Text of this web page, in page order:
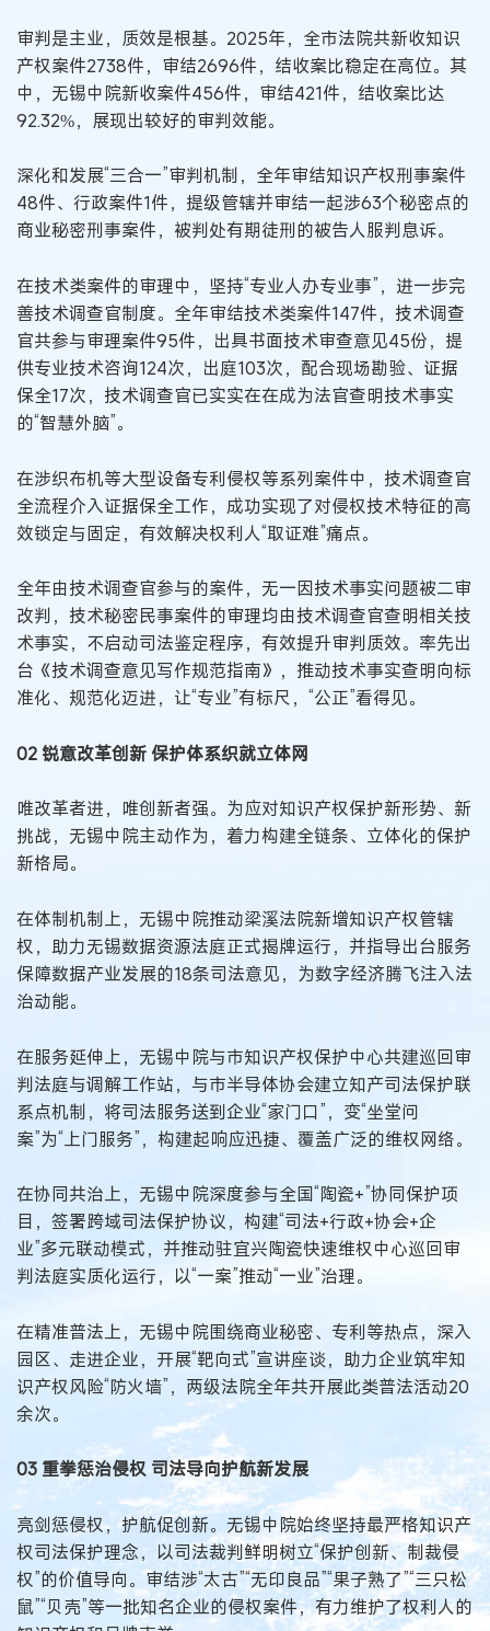
审判是主业，质效是根基。2025年，全市法院共新收知识
产权案件2738件，审结2696件，结收案比稳定在高位。其
中，无锡中院新收案件456件，审结421件，结收案比达
92.32%，展现出较好的审判效能。
深化和发展“三合一”审判机制，全年审结知识产权刑事案件
48件、行政案件1件，提级管辖并审结一起涉63个秘密点的
商业秘密刑事案件，被判处有期徒刑的被告人服判息诉。
在技术类案件的审理中，坚持“专业人办专业事”，进一步完
善技术调查官制度。全年审结技术类案件147件，技术调查
官共参与审理案件95件，出具书面技术审查意见45份，提
供专业技术咨询124次，出庭103次，配合现场勘验、证据
保全17次，技术调查官已实实在在成为法官查明技术事实
的“智慧外脑”。
在涉织布机等大型设备专利侵权等系列案件中，技术调查官
全流程介入证据保全工作，成功实现了对侵权技术特征的高
效锁定与固定，有效解决权利人“取证难”痛点。
全年由技术调查官参与的案件，无一因技术事实问题被二审
改判，技术秘密民事案件的审理均由技术调查官查明相关技
术事实，不启动司法鉴定程序，有效提升审判质效。率先出
台《技术调查意见写作规范指南》，推动技术事实查明向标
准化、规范化迈进，让“专业”有标尺，“公正”看得见。
02 锐意改革创新 保护体系织就立体网
唯改革者进，唯创新者强。为应对知识产权保护新形势、新
挑战，无锡中院主动作为，着力构建全链条、立体化的保护
新格局。
在体制机制上，无锡中院推动梁溪法院新增知识产权管辖
权，助力无锡数据资源法庭正式揭牌运行，并指导出台服务
保障数据产业发展的18条司法意见，为数字经济腾飞注入法
治动能。
在服务延伸上，无锡中院与市知识产权保护中心共建巡回审
判法庭与调解工作站，与市半导体协会建立知产司法保护联
系点机制，将司法服务送到企业“家门口”，变“坐堂问
案”为“上门服务”，构建起响应迅捷、覆盖广泛的维权网络。
在协同共治上，无锡中院深度参与全国“陶瓷+”协同保护项
目，签署跨域司法保护协议，构建“司法+行政+协会+企
业”多元联动模式，并推动驻宜兴陶瓷快速维权中心巡回审
判法庭实质化运行，以“一案”推动“一业”治理。
在精准普法上，无锡中院围绕商业秘密、专利等热点，深入
园区、走进企业，开展“靶向式”宣讲座谈，助力企业筑牢知
识产权风险“防火墙”，两级法院全年共开展此类普法活动20
余次。
03 重拳惩治侵权 司法导向护航新发展
亮剑惩侵权，护航促创新。无锡中院始终坚持最严格知识产
权司法保护理念，以司法裁判鲜明树立“保护创新、制裁侵
权”的价值导向。审结涉“太古”“无印良品”“果子熟了”“三只松
鼠”“贝壳”等一批知名企业的侵权案件，有力维护了权利人的